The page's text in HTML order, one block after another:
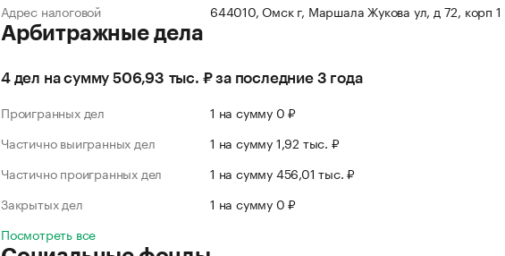
Адрес налоговой
644010, Омск г, Маршала Жукова ул, д 72, корп 1
Арбитражные дела
4 дел на сумму 506,93 тыс. ₽ за последние 3 года
Проигранных дел
1 на сумму 0 ₽
Частично выигранных дел
1 на сумму 1,92 тыс. ₽
Частично проигранных дел
1 на сумму 456,01 тыс. ₽
Закрытых дел
1 на сумму 0 ₽
Посмотреть все